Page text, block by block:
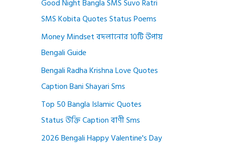
Good Night Bangla SMS Suvo Ratri
SMS Kobita Quotes Status Poems
Money Mindset বদলানোর 10টি উপায়
Bengali Guide
Bengali Radha Krishna Love Quotes
Caption Bani Shayari Sms
Top 50 Bangla Islamic Quotes
Status উক্তি Caption বাণী Sms
2026 Bengali Happy Valentine's Day